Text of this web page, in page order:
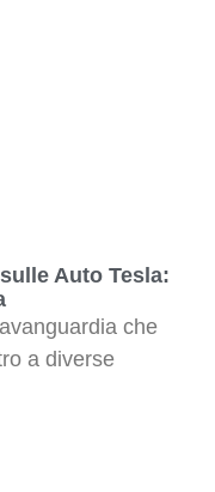
Auto Tesla:
che
a diverse